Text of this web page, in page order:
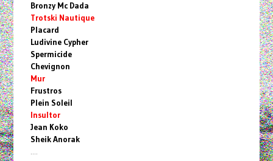
Bronzy Mc Dada
Trotski Nautique
Placard
Ludivine Cypher
Spermicide
Chevignon
Mur
Frustros
Plein Soleil
Insultor
Jean Koko
Sheik Anorak
....